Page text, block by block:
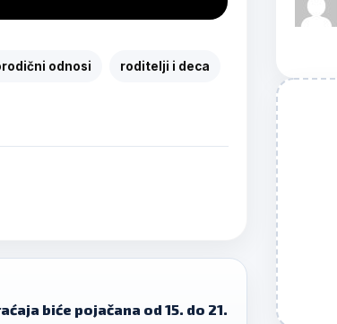
odnosi roditelji i deca
biće pojačana od 15. do 21.